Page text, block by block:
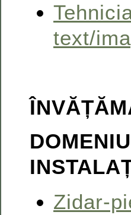
text/
Zidar-